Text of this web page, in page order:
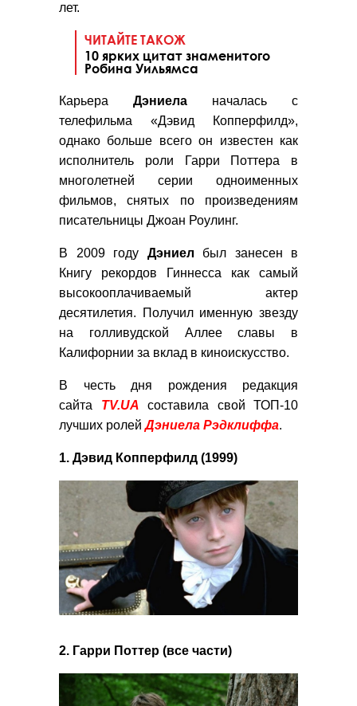
лет.
ЧИТАЙТЕ ТАКОЖ
10 ярких цитат знаменитого
Робина Уильямса
Карьера Дэниела началась с
телефильма «Дэвид Копперфилд»,
однако больше всего он известен как
исполнитель роли Гарри Поттера в
многолетней серии одноименных
фильмов, снятых по произведениям
писательницы Джоан Роулинг.
В 2009 году Дэниел был занесен в
Книгу рекордов Гиннесса как самый
высокооплачиваемый актер
десятилетия. Получил именную звезду
на голливудской Аллее славы в
Калифорнии за вклад в киноискусство.
В честь дня рождения редакция
сайта TV.UA составила свой ТОП-10
лучших ролейДэниела Рэдклиффа.
1. Дэвид Копперфилд (1999)
2. Гарри Поттер (все части)